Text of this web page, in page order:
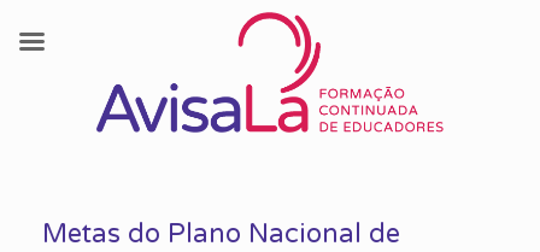
contentMetas do Plano Nacional de